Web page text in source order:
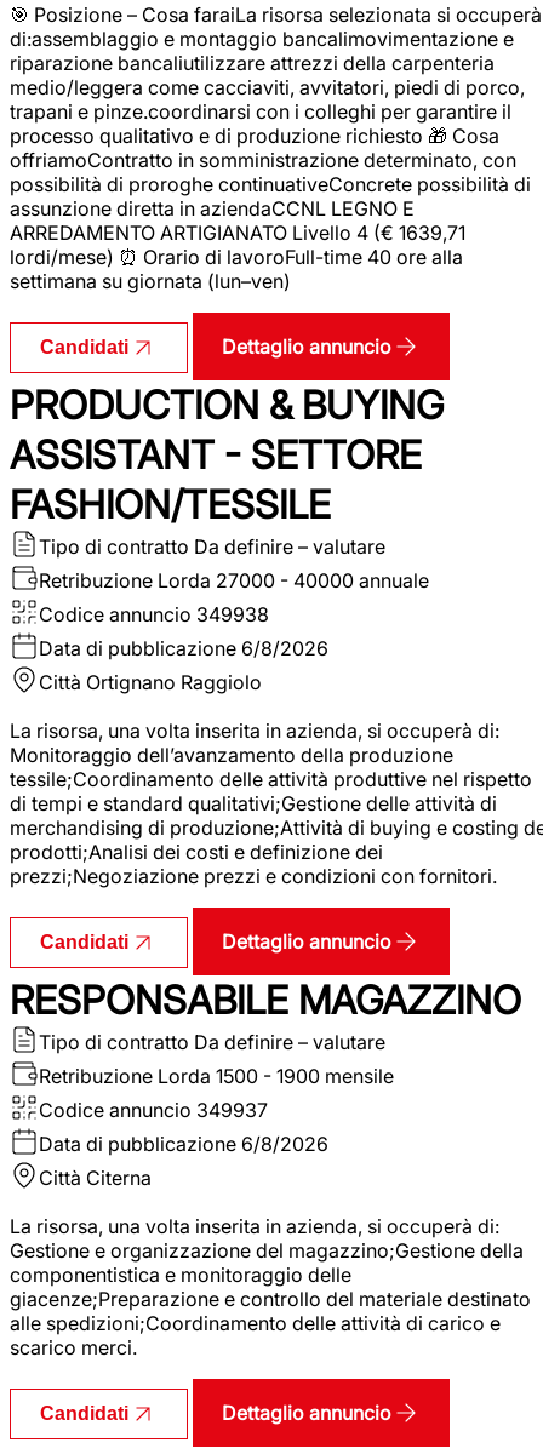
🎯 Posizione – Cosa faraiLa risorsa selezionata si occuperà
di:assemblaggio e montaggio bancalimovimentazione e
riparazione bancaliutilizzare attrezzi della carpenteria
medio/leggera come cacciaviti, avvitatori, piedi di porco,
trapani e pinze.coordinarsi con i colleghi per garantire il
processo qualitativo e di produzione richiesto 🎁 Cosa
offriamoContratto in somministrazione determinato, con
possibilità di proroghe continuativeConcrete possibilità di
assunzione diretta in aziendaCCNL LEGNO E
ARREDAMENTO ARTIGIANATO Livello 4 (€ 1639,71
lordi/mese) ⏰ Orario di lavoroFull-time 40 ore alla
settimana su giornata (lun–ven)
Candidati Dettaglio annuncio
PRODUCTION & BUYING
ASSISTANT - SETTORE
FASHION/TESSILE
Tipo di contratto Da definire – valutare
Retribuzione Lorda 27000 - 40000 annuale
Codice annuncio 349938
Data di pubblicazione 6/8/2026
Città Ortignano Raggiolo
La risorsa, una volta inserita in azienda, si occuperà di:
Monitoraggio dell’avanzamento della produzione
tessile;Coordinamento delle attività produttive nel rispetto
di tempi e standard qualitativi;Gestione delle attività di
merchandising di produzione;Attività di buying e costing
prodotti;Analisi dei costi e definizione dei
prezzi;Negoziazione prezzi e condizioni con fornitori.
Candidati Dettaglio annuncio
RESPONSABILE MAGAZZINO
Tipo di contratto Da definire – valutare
Retribuzione Lorda 1500 - 1900 mensile
Codice annuncio 349937
Data di pubblicazione 6/8/2026
Città Citerna
La risorsa, una volta inserita in azienda, si occuperà di:
Gestione e organizzazione del magazzino;Gestione della
componentistica e monitoraggio delle
giacenze;Preparazione e controllo del materiale destinato
alle spedizioni;Coordinamento delle attività di carico e
scarico merci.
Candidati Dettaglio annuncio